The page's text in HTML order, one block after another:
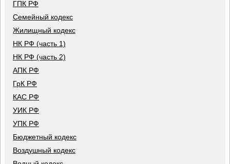
ГПК РФ
Семейный кодекс
Жилищный кодекс
НК РФ (часть 1)
НК РФ (часть 2)
АПК РФ
ГрК РФ
КАС РФ
УИК РФ
УПК РФ
Бюджетный кодекс
Воздушный кодекс